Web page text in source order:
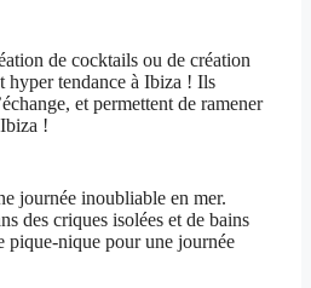
de cocktails ou de création
hyper tendance à Ibiza ! Ils
et permettent de ramener
!
journée inoubliable en mer.
des criques isolées et de bains
pique-nique pour une journée